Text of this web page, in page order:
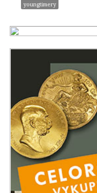
youngtimery